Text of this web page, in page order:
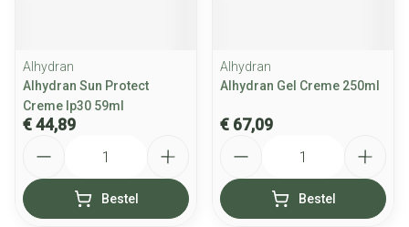
Alhydran
Alhydran Sun Protect
Creme Ip30 59ml
€ 44,89
Bestel
Alhydran
Alhydran Gel Creme 250ml
€ 67,09
Bestel